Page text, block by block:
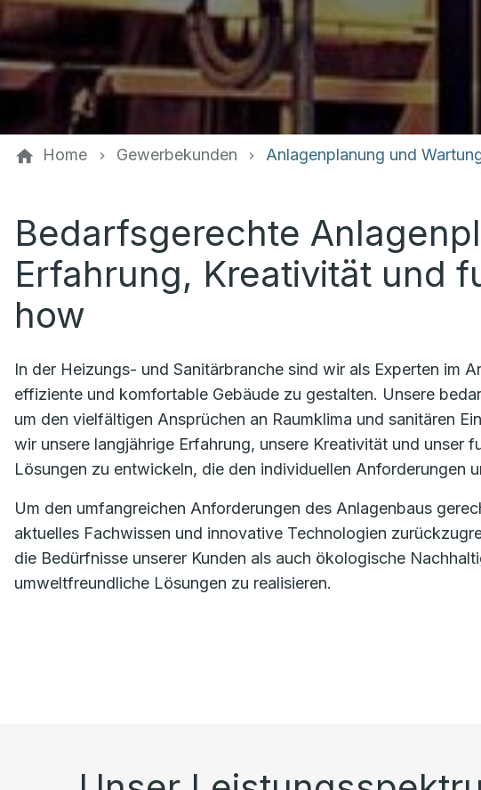
Home Gewerbekunden Anlagenplanung und
Bedarfsgerechte
Erfahrung, Kreativität und
how
In der Heizungs- und Sanitärbranche sind wir als Experten im
effiziente und komfortable Gebäude zu gestalten. Unsere
um den vielfältigen Ansprüchen an Raumklima und sanitären
wir unsere langjährige Erfahrung, unsere Kreativität und unser
Lösungen zu entwickeln, die den individuellen Anforderungen
Um den umfangreichen Anforderungen des Anlagenbaus
aktuelles Fachwissen und innovative Technologien
die Bedürfnisse unserer Kunden als auch ökologische
umweltfreundliche Lösungen zu realisieren.